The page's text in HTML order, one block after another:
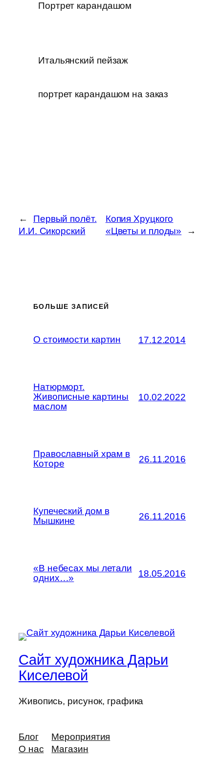
Портрет карандашом
Итальянский пейзаж
портрет карандашом на заказ
←
Первый полёт.
И.И. Сикорский
Копия Хруцкого
«Цветы и плоды»
→
БОЛЬШЕ ЗАПИСЕЙ
О стоимости картин 17.12.2014
Натюрморт.
Живописные картины
маслом
10.02.2022
Православный храм в
Которе
26.11.2016
Купеческий дом в
Мышкине
26.11.2016
«В небесах мы летали
одних…»
18.05.2016
Сайт художника Дарьи
Киселевой
Живопись, рисунок, графика
Блог
О нас
Мероприятия
Магазин